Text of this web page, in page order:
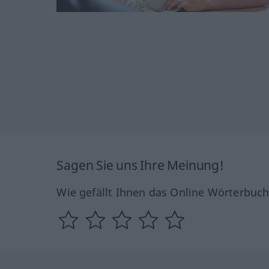
Sagen Sie uns Ihre Meinung!
Wie gefällt Ihnen das Online